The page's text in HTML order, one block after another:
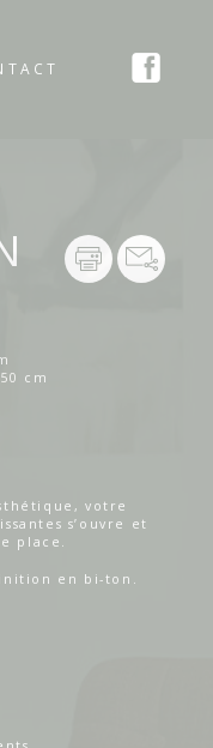
cm
votre
s’ouvre et
place.
en bi-ton.